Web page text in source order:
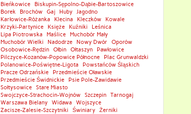
Bieńkowice
Biskupin-Sępolno-Dąbie-Bartoszowice
Borek
Brochów Gaj Huby
Jagodno
Karłowice-Różanka
Klecina Kleczków
Kowale
Krzyki-Partynice
Księże Kuźniki
Leśnica
Lipa Piotrowska
Maślice
Muchobór Mały
Muchobór Wielki
Nadodrze Nowy Dwór
Oporów
Osobowice-Rędzin
Ołbin Ołtaszyn
Pawłowice
Pilczyce-Kozanów-Popowice Północne
Plac Grunwaldzki
Polanowice-Poświętne-Ligota
Powstańców Śląskich
Pracze Odrzańskie
Przedmieście Oławskie
Przedmieście Świdnickie
Psie Pole-Zawidawie
Sołtysowice
Stare Miasto
Swojczyce-Strachocin-Wojnów
Szczepin
Tarnogaj
Warszawa Bielany
Widawa
Wojszyce
Zacisze-Zalesie-Szczytniki
Świniary Żerniki